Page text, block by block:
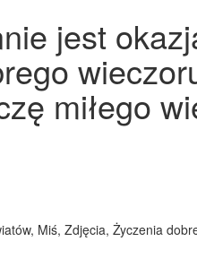
jest
miłego
Miś, Zdjęcia, Życzenia